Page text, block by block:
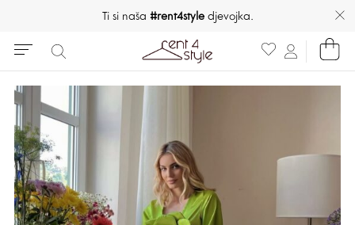
Ti si naša #rent4styledjevojka.